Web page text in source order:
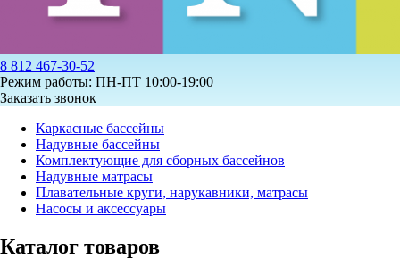
8 812 467-30-52
Режим работы: ПН-ПТ 10:00-19:00
Заказать звонок
Каркасные бассейны
Надувные бассейны
Комплектующие для сборных бассейнов
Надувные матрасы
Плавательные круги, нарукавники, матрасы
Насосы и аксессуары
Каталог товаров